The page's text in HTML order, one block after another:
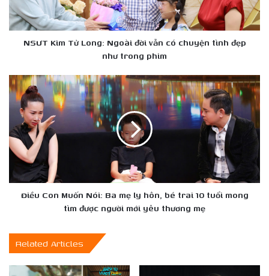
vẫn
có
chuyện
trong
phim
NSƯT Kim Tử Long: Ngoài đời vẫn có chuyện tình đẹp
như trong phim
Điều
Con
Muốn
Ba
mẹ
ly
bé
mong
tìm
Điều Con Muốn Nói: Ba mẹ ly hôn, bé trai 10 tuổi mong
tìm được người mới yêu thương mẹ
Related Articles